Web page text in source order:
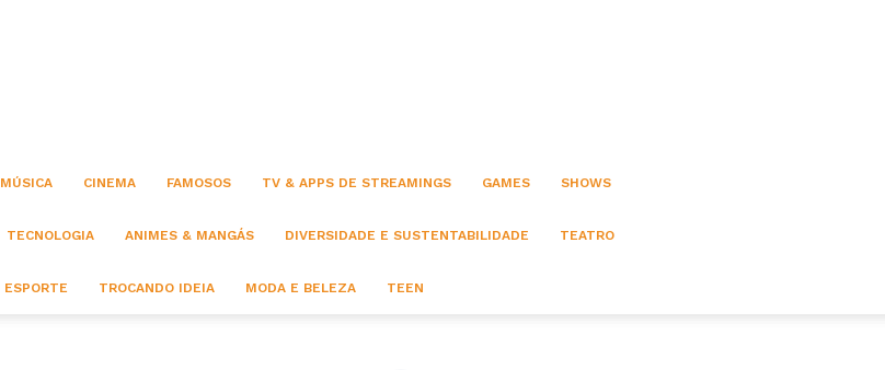
MÚSICA CINEMA FAMOSOS TV & APPS DE STREAMINGS GAMES SHOWS
TECNOLOGIA ANIMES & MANGÁS DIVERSIDADE E SUSTENTABILIDADE TEATRO
ESPORTE TROCANDO IDEIA MODA E BELEZA TEEN